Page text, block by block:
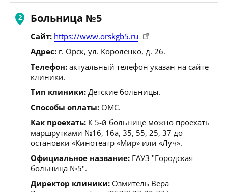
Больница №5
Сайт: https://www.orskgb5.ru
Адрес: г. Орск, ул. Короленко, д. 26.
Телефон: актуальный телефон указан на сайте
клиники.
Тип клиники: Детские больницы.
Способы оплаты: ОМС.
Как проехать: К 5-й больнице можно проехать
маршрутками №16, 16а, 35, 55, 25, 37 до
остановки «Кинотеатр «Мир» или «Луч».
Официальное название: ГАУЗ "Городская
больница №5".
Директор клиники: Озмитель Вера